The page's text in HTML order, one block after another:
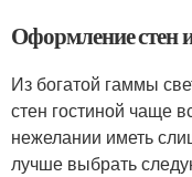
Оформление стен
Из богатой гаммы
стен гостиной чаще
нежелании иметь
лучше выбрать